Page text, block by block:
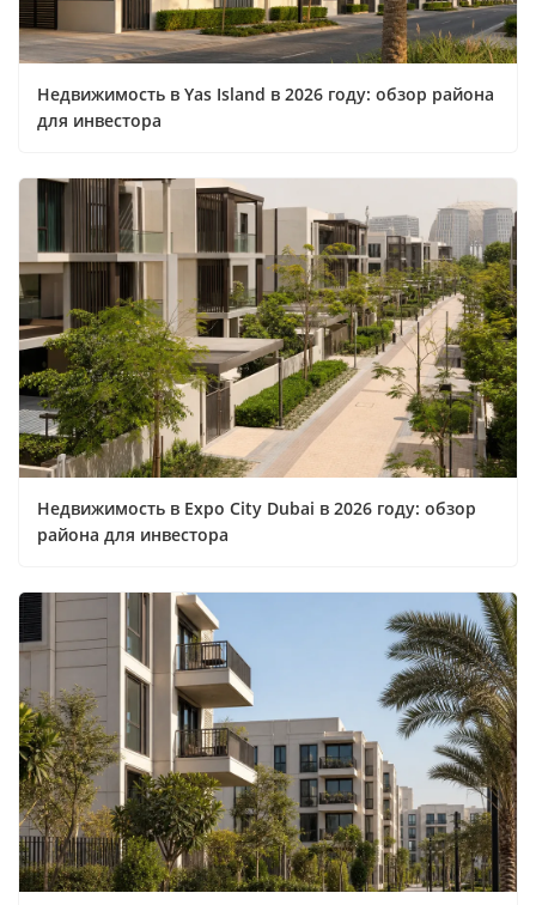
Недвижимость в Yas Island в 2026 году: обзор района
для инвестора
Недвижимость в Expo City Dubai в 2026 году: обзор
района для инвестора